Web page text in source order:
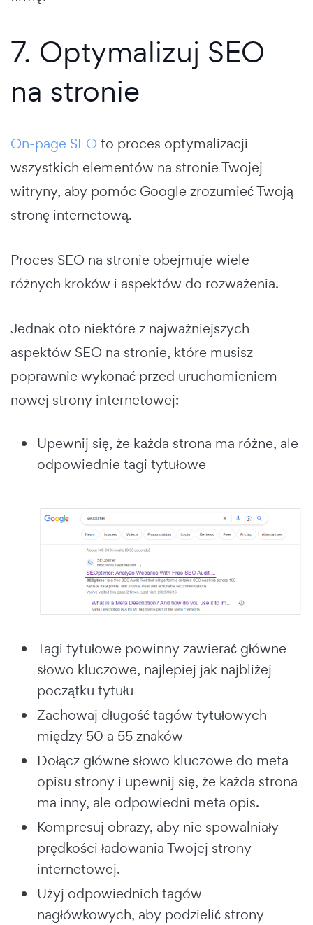
7. Optymalizuj SEO
na stronie
On-page SEO to proces optymalizacji
wszystkich elementów na stronie Twojej
witryny, aby pomóc Google zrozumieć Twoją
stronę internetową.
Proces SEO na stronie obejmuje wiele
różnych kroków i aspektów do rozważenia.
Jednak oto niektóre z najważniejszych
aspektów SEO na stronie, które musisz
poprawnie wykonać przed uruchomieniem
nowej strony internetowej:
Upewnij się, że każda strona ma różne, ale
odpowiednie tagi tytułowe
Tagi tytułowe powinny zawierać główne
słowo kluczowe, najlepiej jak najbliżej
początku tytułu
Zachowaj długość tagów tytułowych
między 50 a 55 znaków
Dołącz główne słowo kluczowe do meta
opisu strony i upewnij się, że każda strona
ma inny, ale odpowiedni meta opis.
Kompresuj obrazy, aby nie spowalniały
prędkości ładowania Twojej strony
internetowej.
Użyj odpowiednich tagów
nagłówkowych, aby podzielić strony